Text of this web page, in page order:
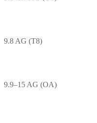
9.8 AG (T8)
9.9–15 AG (OA)